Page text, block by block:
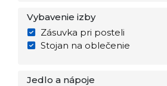
Vybavenie izby
Zásuvka pri posteli
Stojan na oblečenie
Jedlo a nápoje